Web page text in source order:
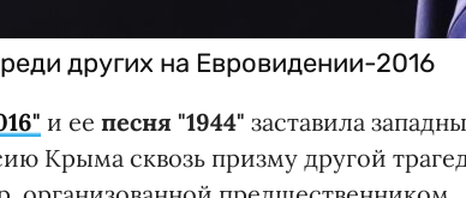
других на Евровидении-2016
и ее песня "1944" заставила
Крыма сквозь призму другой